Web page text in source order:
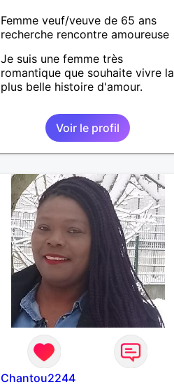
Femme veuf/veuve de 65 ans
recherche rencontre amoureuse
Je suis une femme très
romantique que souhaite vivre la
plus belle histoire d'amour.
Voir le profil
Chantou2244